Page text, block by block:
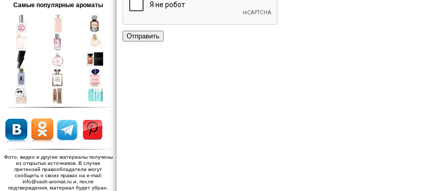
Самые популярные ароматы
Фото, видео и другие материалы получены
из открытых источников. В случае
претензий правообладатели могут
сообщить о своих правах на e-mail:
info@vash-aromat.ru и, после
подтверждения, материал будет убран.
Отправить